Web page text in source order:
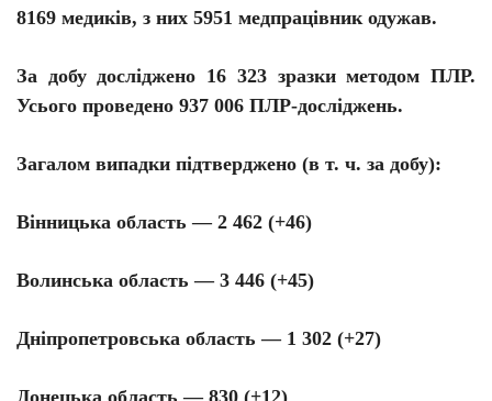
8169 медиків, з них 5951 медпрацівник одужав.
За добу досліджено 16 323 зразки методом ПЛР.
Усього проведено 937 006 ПЛР-досліджень.
Загалом випадки підтверджено (в т. ч. за добу):
Вінницька область — 2 462 (+46)
Волинська область — 3 446 (+45)
Дніпропетровська область — 1 302 (+27)
Донецька область — 830 (+12)